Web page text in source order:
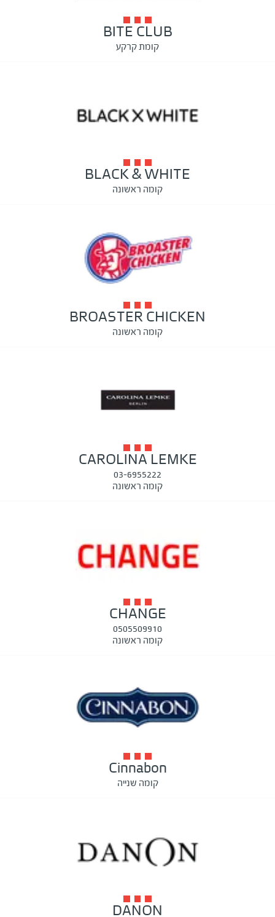
BITE CLUB
קומת קרקע
BLACK & WHITE
קומה ראשונה
BROASTER CHICKEN
קומה ראשונה
CAROLINA LEMKE
03-6955222
קומה ראשונה
CHANGE
0505509910
קומה ראשונה
Cinnabon
קומה שנייה
DANON